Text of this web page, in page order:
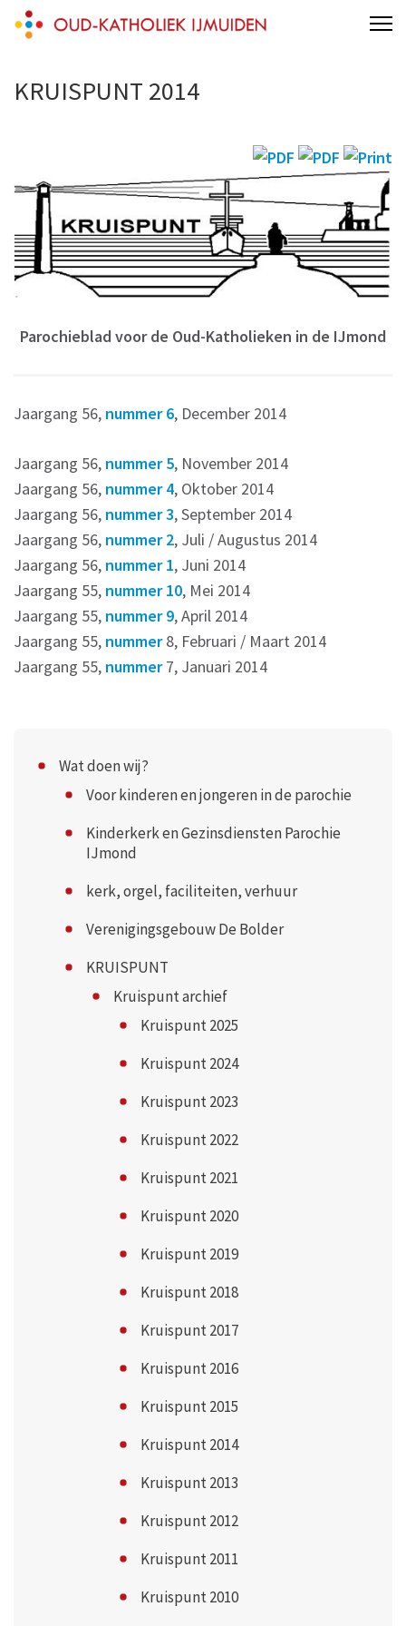
Skip
(Press
Oud-Katholieke Parochie IJmond
parochie van de H.H. Adelbertus & Engelmundus
KRUISPUNT 2014
Parochieblad voor de Oud-Katholieken in de IJmond
Jaargang 56, nummer 6, December 2014
Jaargang 56, nummer 5, November 2014
Jaargang 56, nummer 4, Oktober 2014
Jaargang 56, nummer 3, September 2014
Jaargang 56, nummer 2, Juli / Augustus 2014
Jaargang 56, nummer 1, Juni 2014
Jaargang 55, nummer 10, Mei 2014
Jaargang 55, nummer 9, April 2014
Jaargang 55, nummer8, Februari / Maart 2014
Jaargang 55, nummer7, Januari 2014
Wat doen wij?
Voor kinderen en jongeren in de parochie
Kinderkerk en Gezinsdiensten Parochie
IJmond
kerk, orgel, faciliteiten, verhuur
Verenigingsgebouw De Bolder
KRUISPUNT
Kruispunt archief
Kruispunt 2025
Kruispunt 2024
Kruispunt 2023
Kruispunt 2022
Kruispunt 2021
Kruispunt 2020
Kruispunt 2019
Kruispunt 2018
Kruispunt 2017
Kruispunt 2016
Kruispunt 2015
Kruispunt 2014
Kruispunt 2013
Kruispunt 2012
Kruispunt 2011
Kruispunt 2010